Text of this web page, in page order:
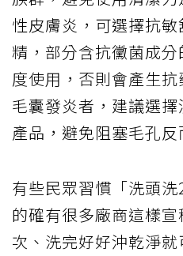
性皮膚炎，可選擇抗
精，部分含抗黴菌成
度使用，否則會產生抗
毛囊發炎者，建議選
產品，避免阻塞毛孔反
有些民眾習慣「洗頭洗
的確有很多廠商這樣
次、洗完好好沖乾淨就